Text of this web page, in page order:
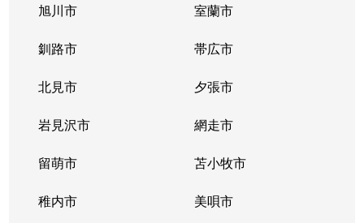
旭川市 室蘭市
釧路市 帯広市
北見市 夕張市
岩見沢市 網走市
留萌市 苫小牧市
稚内市 美唄市